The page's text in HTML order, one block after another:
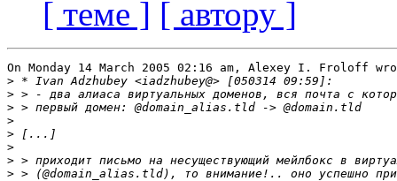
[ теме ] [ автору ]
On Monday 14 March 2005 02:16 am, Alexey I. Froloff
>
>
>
>
>
>
>
>